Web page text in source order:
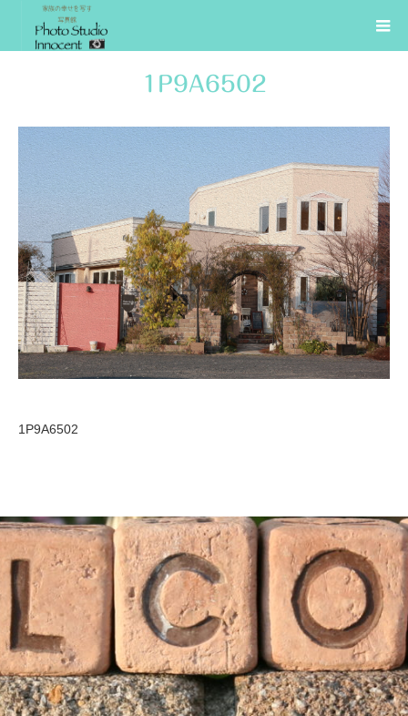
1P9A6502
1P9A6502